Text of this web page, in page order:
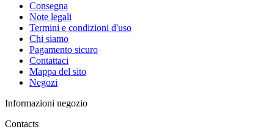
Consegna
Note legali
Termini e condizioni d'uso
Chi siamo
Pagamento sicuro
Contattaci
Mappa del sito
Negozi
Informazioni negozio
Contacts